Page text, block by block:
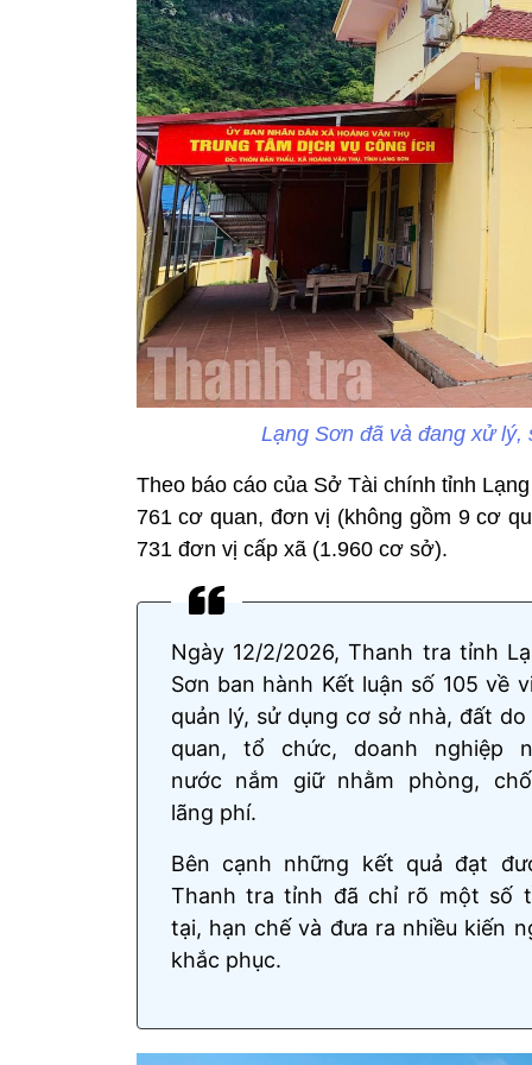
Lạng Sơn đã và đang xử
Theo báo cáo của Sở Tài chính tỉnh
761 cơ quan, đơn vị (không gồm 9 cơ
731 đơn vị cấp xã (1.960 cơ sở).
Ngày 12/2/2026, Thanh tra tỉnh
Sơn ban hành Kết luận số 105 về
quản lý, sử dụng cơ sở nhà, đất do
quan, tổ chức, doanh nghiệp
nước nắm giữ nhằm phòng,
lãng phí.
Bên cạnh những kết quả đạt
Thanh tra tỉnh đã chỉ rõ một số
tại, hạn chế và đưa ra nhiều kiến
khắc phục.